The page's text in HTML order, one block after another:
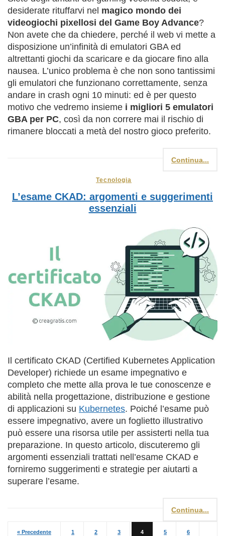
desiderate rituffarvi nel magico mondo dei
videogiochi pixellosi del Game Boy Advance?
Non avete che da chiedere, perché il web vi mette a
disposizione un’infinità di emulatori GBA ed
altrettanti giochi da scaricare e da giocare fino alla
nausea. L’unico problema è che non sono tantissimi
gli emulatori che funzionano correttamente, senza
andare in crash ogni 10 minuti: ed è per questo
motivo che vedremo insieme i migliori 5 emulatori
GBA per PC, così da non correre mai il rischio di
rimanere bloccati a metà del nostro gioco preferito.
Continua...
Tecnologia
L’esame CKAD: argomenti e suggerimenti
essenziali
Il certificato CKAD (Certified Kubernetes Application
Developer) richiede un esame impegnativo e
completo che mette alla prova le tue conoscenze e
abilità nella progettazione, distribuzione e gestione
di applicazioni su Kubernetes. Poiché l’esame può
essere impegnativo, avere un foglietto illustrativo
può essere una risorsa utile per assisterti nella tua
preparazione. In questo articolo, discuteremo gli
argomenti essenziali trattati nell’esame CKAD e
forniremo suggerimenti e strategie per aiutarti a
superare l’esame.
Continua...
« Precedente 1 2 3 4 5 6